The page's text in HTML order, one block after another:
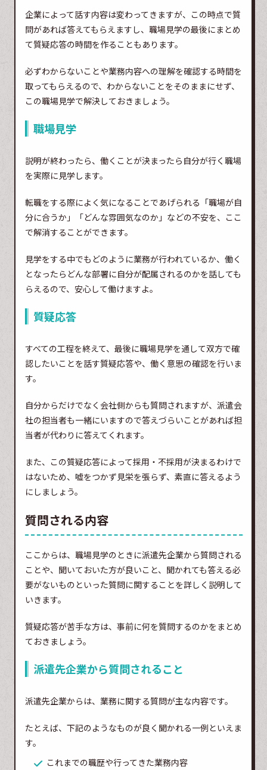
企業によって話す内容は変わってきますが、この時点で質
問があれば答えてもらえますし、職場見学の最後にまとめ
て質疑応答の時間を作ることもあります。
必ずわからないことや業務内容への理解を確認する時間を
取ってもらえるので、わからないことをそのままにせず、
この職場見学で解決しておきましょう。
職場見学
説明が終わったら、働くことが決まったら自分が行く職場
を実際に見学します。
転職をする際によく気になることであげられる「職場が自
分に合うか」「どんな雰囲気なのか」などの不安を、ここ
で解消することができます。
見学をする中でもどのように業務が行われているか、働く
となったらどんな部署に自分が配属されるのかを話しても
らえるので、安心して働けますよ。
質疑応答
すべての工程を終えて、最後に職場見学を通して双方で確
認したいことを話す質疑応答や、働く意思の確認を行いま
す。
自分からだけでなく会社側からも質問されますが、派遣会
社の担当者も一緒にいますので答えづらいことがあれば担
当者が代わりに答えてくれます。
また、この質疑応答によって採用・不採用が決まるわけで
はないため、嘘をつかず見栄を張らず、素直に答えるよう
にしましょう。
質問される内容
ここからは、職場見学のときに派遣先企業から質問される
ことや、聞いておいた方が良いこと、聞かれても答える必
要がないものといった質問に関することを詳しく説明して
いきます。
質疑応答が苦手な方は、事前に何を質問するのかをまとめ
ておきましょう。
派遣先企業から質問されること
派遣先企業からは、業務に関する質問が主な内容です。
たとえば、下記のようなものが良く聞かれる一例といえま
す。
これまでの職歴や行ってきた業務内容